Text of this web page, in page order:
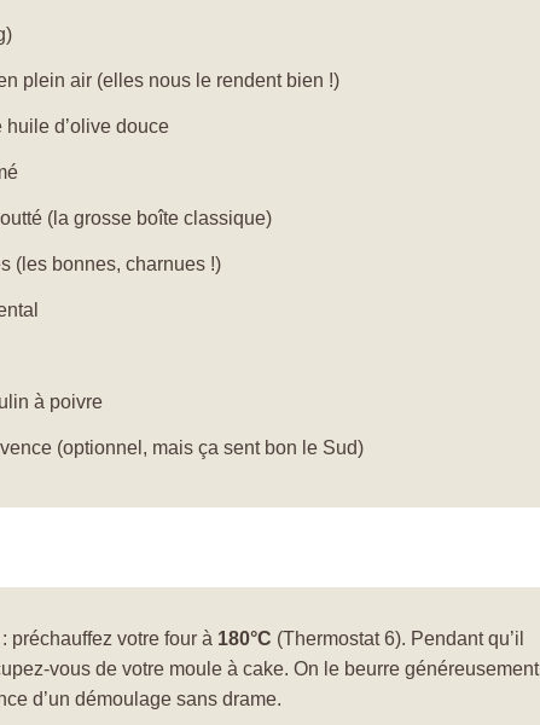
plein air (elles nous le rendent bien !)
huile d’olive douce
(la grosse boîte classique)
(les bonnes, charnues !)
à poivre
(optionnel, mais ça sent bon le Sud)
préchauffez votre four à 180°C (Thermostat 6). Pendant qu’il
vous de votre moule à cake. On le beurre généreusement
d’un démoulage sans drame.